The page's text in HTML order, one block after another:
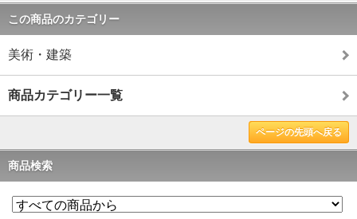
この商品のカテゴリー
美術・建築
商品カテゴリー一覧
ページの先頭へ戻る
商品検索